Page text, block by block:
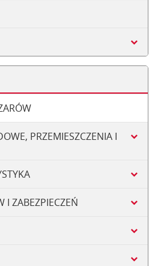
PRZEMIESZCZENIA I
I ZABEZPIECZEŃ